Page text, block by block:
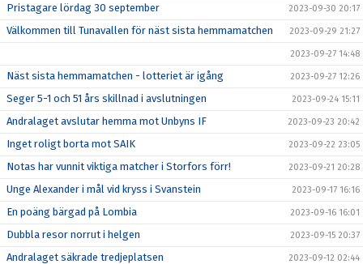
Pristagare lördag 30 september 2023-09-30 20:17
Välkommen till Tunavallen för näst sista hemmamatchen 2023-09-29 21:27
2023-09-27 14:48
Näst sista hemmamatchen - lotteriet är igång 2023-09-27 12:26
Seger 5-1 och 51 års skillnad i avslutningen 2023-09-24 15:11
Andralaget avslutar hemma mot Unbyns IF 2023-09-23 20:42
Inget roligt borta mot SAIK 2023-09-22 23:05
Notas har vunnit viktiga matcher i Storfors förr! 2023-09-21 20:28
Unge Alexander i mål vid kryss i Svanstein 2023-09-17 16:16
En poäng bärgad på Lombia 2023-09-16 16:01
Dubbla resor norrut i helgen 2023-09-15 20:37
Andralaget säkrade tredjeplatsen 2023-09-12 02:44